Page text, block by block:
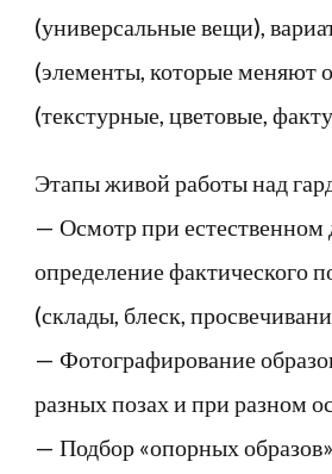
(универсальные вещи),
(элементы, которые меняют
(текстурные, цветовые,
Этапы живой работы над
— Осмотр при естественном
определение фактического
(склады, блеск,
— Фотографирование
разных позах и при разном
— Подбор «опорных